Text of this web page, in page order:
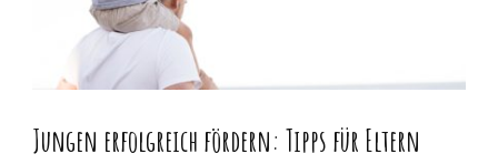
Jungen erfolgreich fördern: Tipps für Eltern